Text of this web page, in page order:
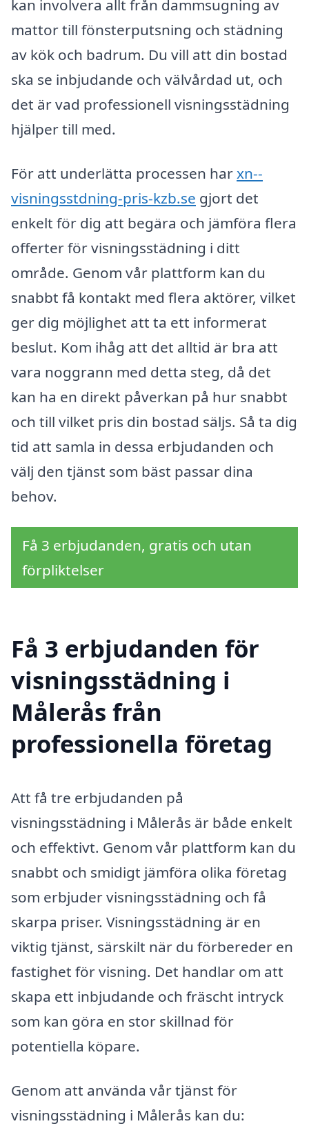
kan involvera allt från dammsugning av
mattor till fönsterputsning och städning
av kök och badrum. Du vill att din bostad
ska se inbjudande och välvårdad ut, och
det är vad professionell visningsstädning
hjälper till med.
För att underlätta processen harxn--
visningsstdning-pris-kzb.se gjort det
enkelt för dig att begära och jämföra flera
offerter för visningsstädning i ditt
område. Genom vår plattform kan du
snabbt få kontakt med flera aktörer, vilket
ger dig möjlighet att ta ett informerat
beslut. Kom ihåg att det alltid är bra att
vara noggrann med detta steg, då det
kan ha en direkt påverkan på hur snabbt
och till vilket pris din bostad säljs. Så ta dig
tid att samla in dessa erbjudanden och
välj den tjänst som bäst passar dina
behov.
Få 3 erbjudanden, gratis och utan
förpliktelser
Få 3 erbjudanden för
visningsstädning i
Målerås från
professionella företag
Att få tre erbjudanden på
visningsstädning i Målerås är både enkelt
och effektivt. Genom vår plattform kan du
snabbt och smidigt jämföra olika företag
som erbjuder visningsstädning och få
skarpa priser. Visningsstädning är en
viktig tjänst, särskilt när du förbereder en
fastighet för visning. Det handlar om att
skapa ett inbjudande och fräscht intryck
som kan göra en stor skillnad för
potentiella köpare.
Genom att använda vår tjänst för
visningsstädning i Målerås kan du: